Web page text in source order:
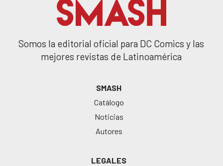
Somos la editorial oficial para DC Comics y las
mejores revistas de Latinoamérica
SMASH
Catálogo
Noticias
Autores
LEGALES